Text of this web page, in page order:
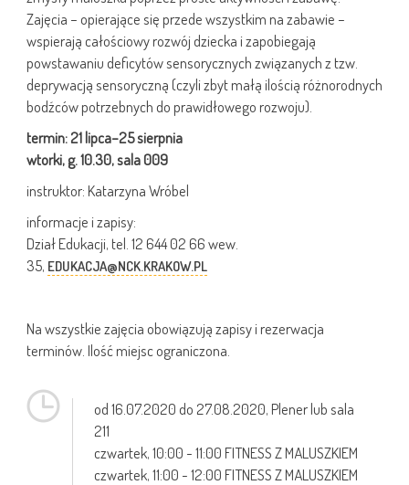
Zajęcia – opierające się przede wszystkim na zabawie –
wspierają całościowy rozwój dziecka i zapobiegają
powstawaniu deficytów sensorycznych związanych z tzw.
deprywacją sensoryczną (czyli zbyt małą ilością różnorodnych
bodźców potrzebnych do prawidłowego rozwoju).
termin: 21 lipca–25 sierpnia
wtorki, g. 10.30, sala 009
instruktor: Katarzyna Wróbel
informacje i zapisy:
Dział Edukacji, tel. 12 644 02 66 wew.
35, EDUKACJA@NCK.KRAKOW.PL
Na wszystkie zajęcia obowiązują zapisy i rezerwacja
terminów. Ilość miejsc ograniczona.
od 16.07.2020 do 27.08.2020, Plener lub sala
211
czwartek, 10:00 - 11:00 FITNESS Z MALUSZKIEM
czwartek, 11:00 - 12:00 FITNESS Z MALUSZKIEM